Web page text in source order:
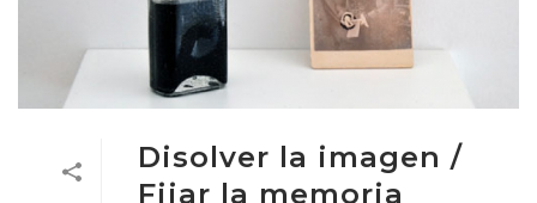
Disolver la imagen /
Fijar la memoria